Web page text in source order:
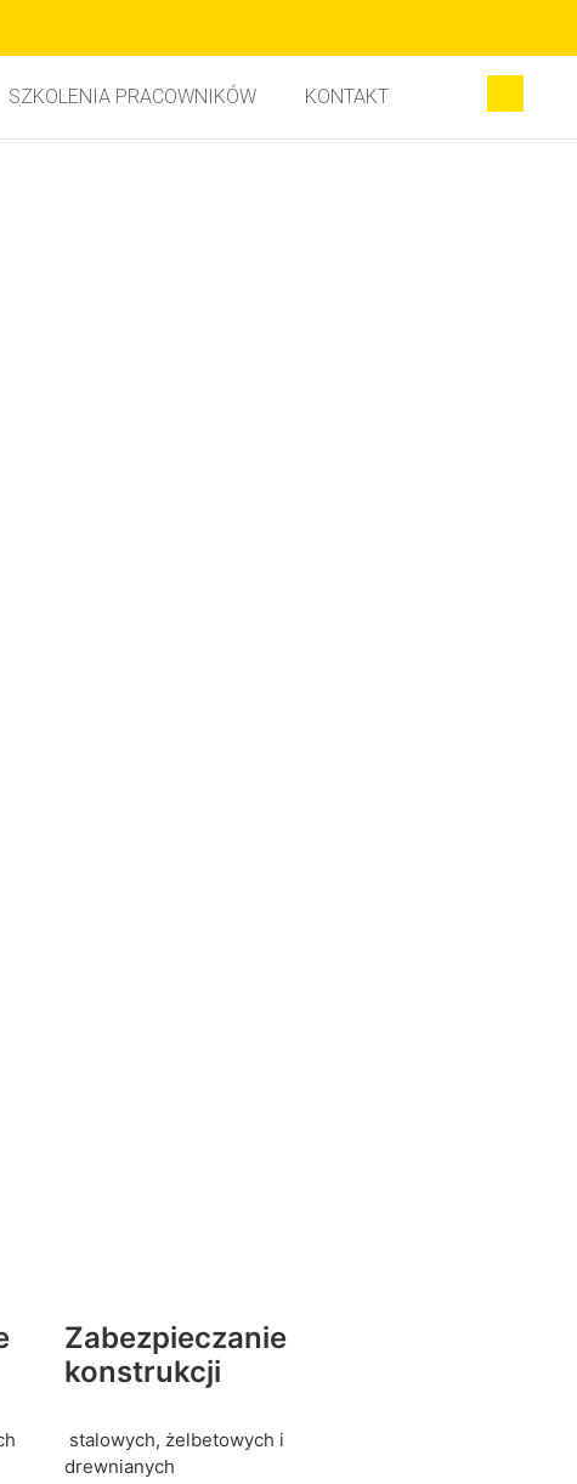
SZKOLENIA PRACOWNIKÓW KONTAKT
Zabezpieczanie
konstrukcji
stalowych, żelbetowych i
drewnianych